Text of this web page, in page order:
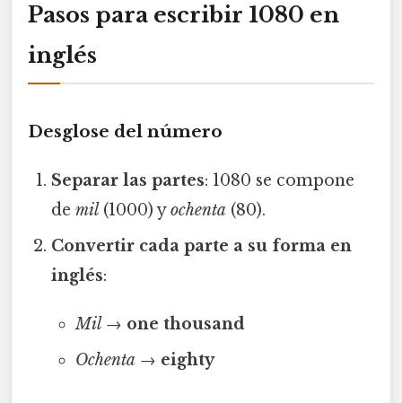
Pasos para escribir 1080 en
inglés
Desglose del número
Separar las partes: 1080 se compone
demil (1000) yochenta (80).
Convertir cada parte a su forma en
inglés:
Mil→ one thousand
Ochenta → eighty